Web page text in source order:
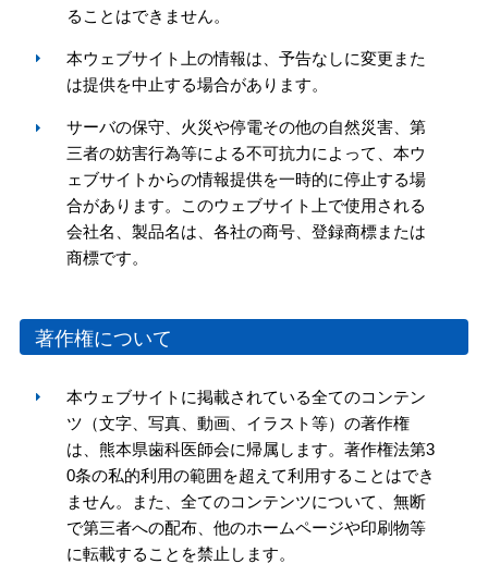
ることはできません。
本ウェブサイト上の情報は、予告なしに変更また
は提供を中止する場合があります。
サーバの保守、火災や停電その他の自然災害、第
三者の妨害行為等による不可抗力によって、本ウ
ェブサイトからの情報提供を一時的に停止する場
合があります。このウェブサイト上で使用される
会社名、製品名は、各社の商号、登録商標または
商標です。
著作権について
本ウェブサイトに掲載されている全てのコンテン
ツ（文字、写真、動画、イラスト等）の著作権
は、熊本県歯科医師会に帰属します。著作権法第3
0条の私的利用の範囲を超えて利用することはでき
ません。また、全てのコンテンツについて、無断
で第三者への配布、他のホームページや印刷物等
に転載することを禁止します。